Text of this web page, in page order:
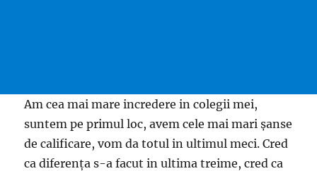
Am cea mai mare incredere in colegii mei,
suntem pe primul loc, avem cele mai mari şanse
de calificare, vom da totul in ultimul meci. Cred
ca diferenţa s-a facut in ultima treime, cred ca